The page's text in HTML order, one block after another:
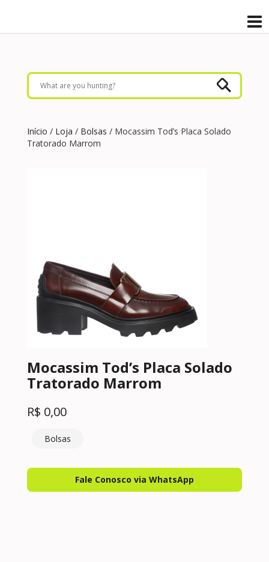
Início / Loja / Bolsas / Mocassim Tod’s Placa Solado
Tratorado Marrom
Mocassim Tod’s Placa Solado
Tratorado Marrom
R$ 0,00
Bolsas
Fale Conosco via WhatsApp